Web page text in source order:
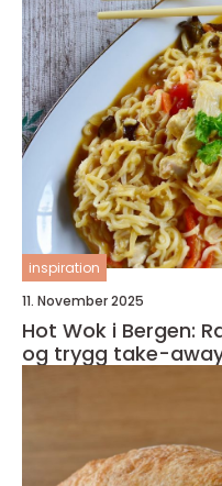
inspiration
11. November 2025
Hot Wok i Bergen:
og trygg take-